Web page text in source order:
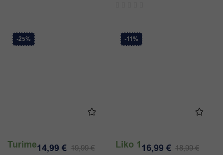
-25%
19,99€
14,99 €
Turime
-11%
18,99€
16,99 €
Liko 1